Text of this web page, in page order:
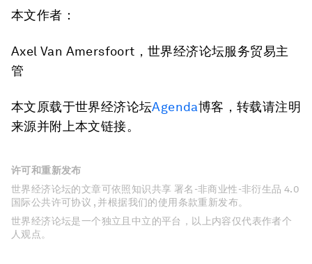
本文作者：
Axel Van Amersfoort，世界经济论坛服务贸易主
管
本文原载于世界经济论坛Agenda博客，转载请注明
来源并附上本文链接。
许可和重新发布
世界经济论坛的文章可依照知识共享 署名-非商业性-非衍生品 4.0
国际公共许可协议 , 并根据我们的使用条款重新发布。
世界经济论坛是一个独立且中立的平台，以上内容仅代表作者个
人观点。